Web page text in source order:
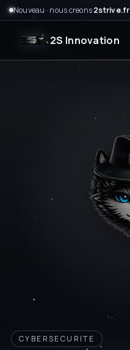
Nouveau · nous creons2strive.fr
2S Innovation
CYBERSECURITE